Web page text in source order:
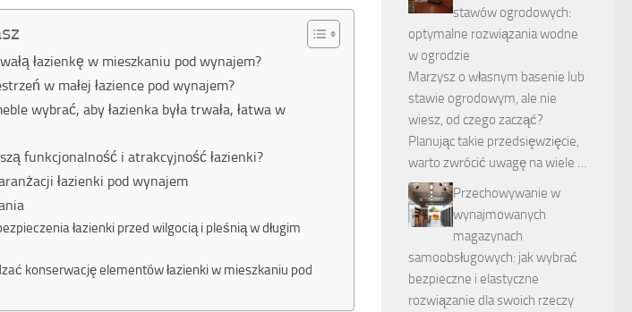
łazienkę w mieszkaniu pod wynajem?
w małej łazience pod wynajem?
wybrać, aby łazienka była trwała, łatwa w
funkcjonalność i atrakcyjność łazienki?
łazienki pod wynajem
łazienki przed wilgocią i pleśnią w długim
konserwację elementów łazienki w mieszkaniu pod
stawów ogrodowych:
optymalne rozwiązania wodne
w ogrodzie
Marzysz o własnym basenie lub
stawie ogrodowym, ale nie
wiesz, od czego zacząć?
Planując takie przedsięwzięcie,
warto zwrócić uwagę na wiele …
Przechowywanie w
wynajmowanych
magazynach
samoobsługowych: jak wybrać
bezpieczne i elastyczne
rozwiązanie dla swoich rzeczy